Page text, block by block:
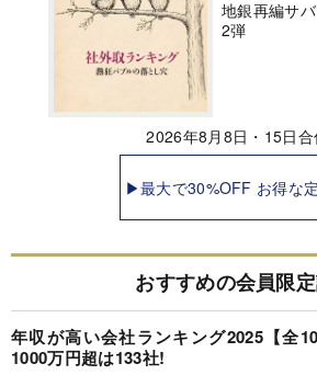
地銀再編サ
2弾
2026年8月8日・15日合
▶最大で30%OFF お得な
おすすめの会員限
年収が高い会社ランキング2025【全
1000万円超は133社!